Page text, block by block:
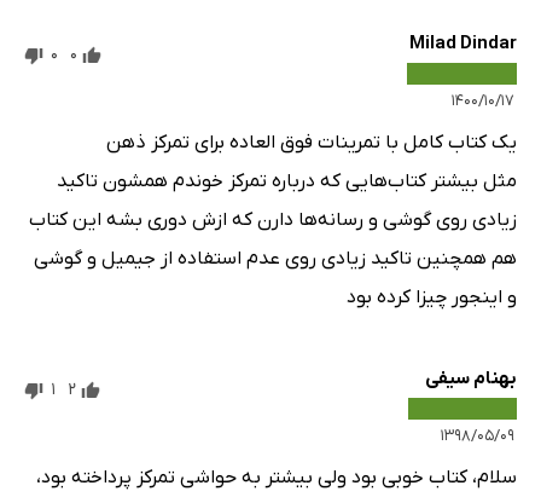
Milad Dindar
۱۴۰۰/۱۰/۱۷
0
0
یک کتاب کامل با تمرینات فوق العاده برای تمرکز ذهن
مثل بیشتر کتاب‌هایی که درباره تمرکز خوندم همشون تاکید
زیادی روی گوشی و رسانه‌ها دارن که ازش دوری بشه این کتاب
هم همچنین تاکید زیادی روی عدم استفاده از جیمیل و گوشی
و اینجور چیزا کرده بود
بهنام سیفی
۱۳۹۸/۰۵/۰۹
2
1
سلام، کتاب خوبی بود ولی بیشتر به حواشی تمرکز پرداخته بود،